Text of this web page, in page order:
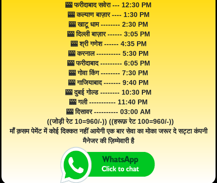
🎰 फरीदाबाद सवेरा --- 12:30 PM
🎰 कल्याण बाज़ार ---- 1:30 PM
🎰 खाटू धाम -------- 2:30 PM
🎰 दिल्ली बाज़ार ------ 3:05 PM
🎰 श्री गणेश ------ 4:35 PM
🎰 करनाल ---------- 5:30 PM
🎰 फरीदाबाद --------- 6:05 PM
🎰 गोवा किंग -------- 7:30 PM
🎰 गाजियाबाद ------- 9:40 PM
🎰 दुबई गोल्ड -------- 10:30 PM
🎰 गली ----------- 11:40 PM
🎰 दिसावर ---------- 03:00 AM
((जोड़ी रेट 10=960/-)) ((हरूफ़ रेट 100=960/-))
माँ क़सम पेमेंट में कोई दिक्कत नहीं आयेगी एक बार सेवा का मोका जरूर दे सट्टा कंपनी
मैनेजर की ज़िम्मेवारी है